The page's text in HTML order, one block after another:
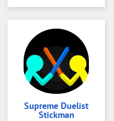
Supreme Duelist
Stickman